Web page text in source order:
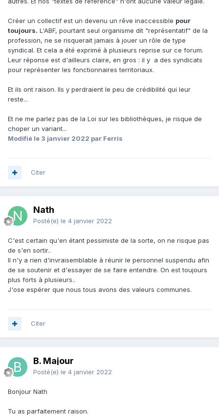
Créer un collectif est un devenu un rêve inaccessible pour
toujours. L'ABF, pourtant seul organisme dit "représentatif" de la
profession, ne se risquerait jamais à jouer un rôle de type
syndical. Et cela a été exprimé à plusieurs reprise sur ce forum.
Leur réponse est d'ailleurs claire, en gros : il y a des syndicats
pour représenter les fonctionnaires territoriaux.
Et ils ont raison. Ils y perdraient le peu de crédibilité qui leur
reste...
Et ne me parlez pas de la Loi sur les bibliothèques, je risque de
choper un variant...
Modifié le 3 janvier 2022 par Ferris
Citer
Nath
Posté(e) le 4 janvier 2022
C'est certain qu'en étant pessimiste de la sorte, on ne risque pas
de s'en sortir..
Il n'y a rien d'invraisemblable à réunir le personnel suspendu afin
de se soutenir et d'essayer de se faire entendre. On est toujours
plus forts à plusieurs..
J'ose espérer que nous tous avons des valeurs communes.
Citer
B. Majour
Posté(e) le 4 janvier 2022
Bonjour Nath
Tu as parfaitement raison.